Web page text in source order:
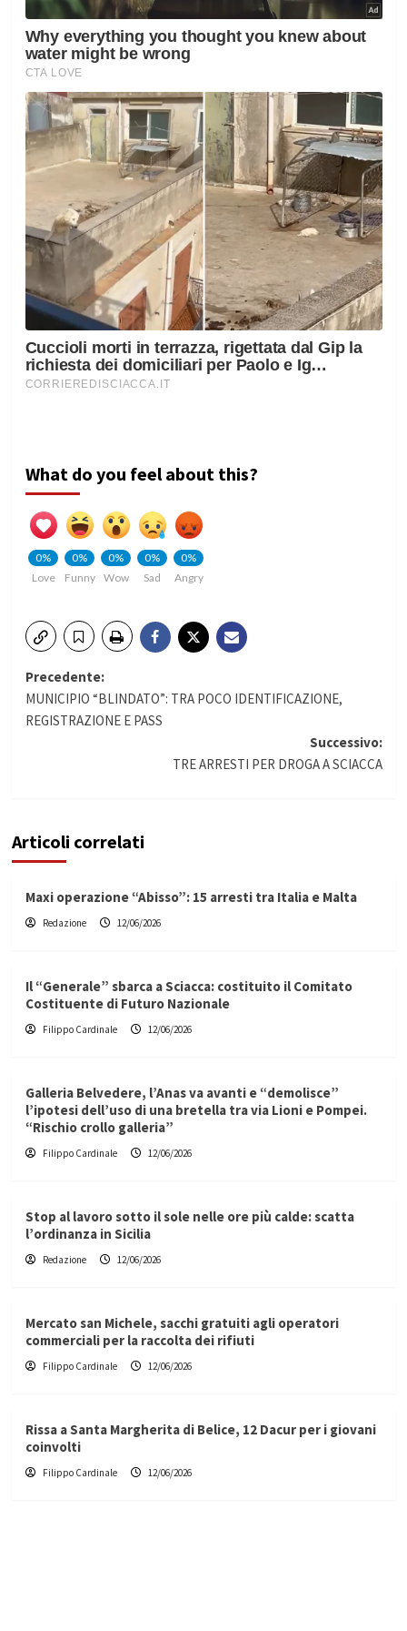
What do you feel about this?
0%
Love
0%
Funny
0%
Wow
0%
Sad
0%
Angry
Navigazione
articolo
Precedente:
MUNICIPIO “BLINDATO”: TRA POCO IDENTIFICAZIONE,
REGISTRAZIONE E PASS
Successivo:
TRE ARRESTI PER DROGA A SCIACCA
Articoli correlati
Maxi operazione “Abisso”: 15 arresti tra Italia e Malta
Redazione 12/06/2026
Il “Generale” sbarca a Sciacca: costituito il Comitato
Costituente di Futuro Nazionale
Filippo Cardinale 12/06/2026
Galleria Belvedere, l’Anas va avanti e “demolisce”
l’ipotesi dell’uso di una bretella tra via Lioni e Pompei.
“Rischio crollo galleria”
Filippo Cardinale 12/06/2026
Stop al lavoro sotto il sole nelle ore più calde: scatta
l’ordinanza in Sicilia
Redazione 12/06/2026
Mercato san Michele, sacchi gratuiti agli operatori
commerciali per la raccolta dei rifiuti
Filippo Cardinale 12/06/2026
Rissa a Santa Margherita di Belice, 12 Dacur per i giovani
coinvolti
Filippo Cardinale 12/06/2026